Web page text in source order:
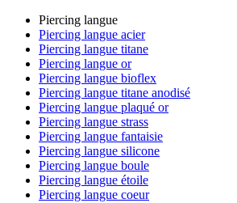
Piercing langue
Piercing langue acier
Piercing langue titane
Piercing langue or
Piercing langue bioflex
Piercing langue titane anodisé
Piercing langue plaqué or
Piercing langue strass
Piercing langue fantaisie
Piercing langue silicone
Piercing langue boule
Piercing langue étoile
Piercing langue coeur